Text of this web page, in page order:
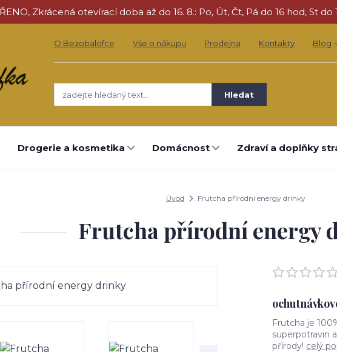
Zkrácená otevírací doba až do 16. 8.: Po, Út, Čt, Pá do 16 hod, St
O Bezobalofce Vše o nákupu Prodejna Kontakty Blog
Hledat
Drogerie a kosmetika Domácnost Zdraví a doplňky
Úvod Frutcha přírodní energy drinky
Frutcha přírodní energy
Frutcha je
superpotravin
přírody! celý